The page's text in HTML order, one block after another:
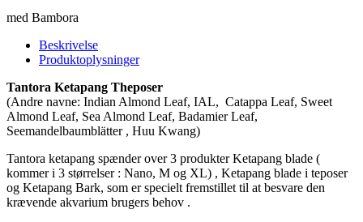
med Bambora
Beskrivelse
Produktoplysninger
Tantora Ketapang Theposer
(Andre navne: Indian Almond Leaf, IAL, Catappa Leaf, Sweet
Almond Leaf, Sea Almond Leaf, Badamier Leaf,
Seemandelbaumblätter , Huu Kwang)
Tantora ketapang spænder over 3 produkter Ketapang blade (
kommer i 3 størrelser : Nano, M og XL) , Ketapang blade i teposer
og Ketapang Bark, som er specielt fremstillet til at besvare den
krævende akvarium brugers behov .